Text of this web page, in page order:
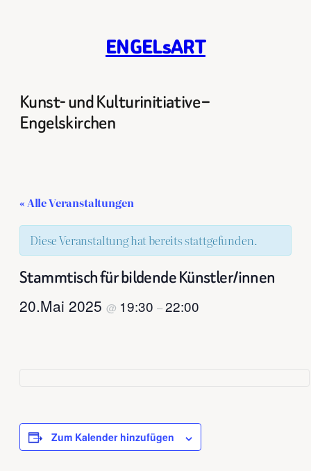
ENGELsART
Kunst- und Kulturinitiative –
Engelskirchen
« Alle Veranstaltungen
Diese Veranstaltung hat bereits stattgefunden.
Stammtisch für bildende Künstler/innen
20.Mai 2025 @ 19:30 –22:00
Zum Kalender hinzufügen